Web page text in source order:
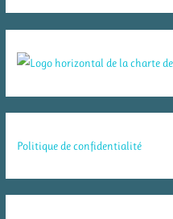
Politique de confidentialité